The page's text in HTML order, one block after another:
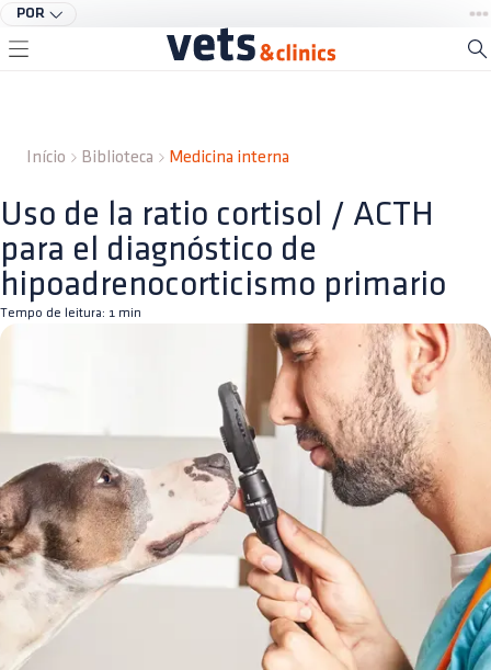
POR
Início Biblioteca Medicina interna
Uso de la ratio cortisol / ACTH
para el diagnóstico de
hipoadrenocorticismo primario
Tempo de leitura: 1 min